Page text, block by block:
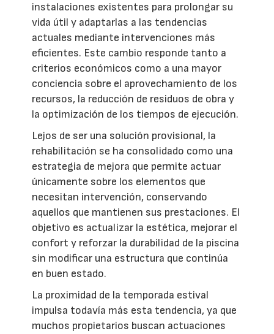
instalaciones existentes para prolongar su
vida útil y adaptarlas a las tendencias
actuales mediante intervenciones más
eficientes. Este cambio responde tanto a
criterios económicos como a una mayor
conciencia sobre el aprovechamiento de los
recursos, la reducción de residuos de obra y
la optimización de los tiempos de ejecución.
Lejos de ser una solución provisional, la
rehabilitación se ha consolidado como una
estrategia de mejora que permite actuar
únicamente sobre los elementos que
necesitan intervención, conservando
aquellos que mantienen sus prestaciones. El
objetivo es actualizar la estética, mejorar el
confort y reforzar la durabilidad de la piscina
sin modificar una estructura que continúa
en buen estado.
La proximidad de la temporada estival
impulsa todavía más esta tendencia, ya que
muchos propietarios buscan actuaciones